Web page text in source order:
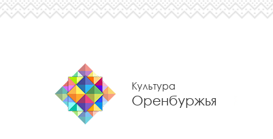
Культура
Оренбуржья